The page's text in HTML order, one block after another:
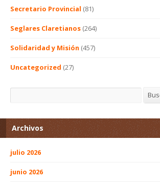
Secretario Provincial (81)
Seglares Claretianos (264)
Solidaridad y Misión (457)
Uncategorized (27)
Archivos
julio 2026
junio 2026